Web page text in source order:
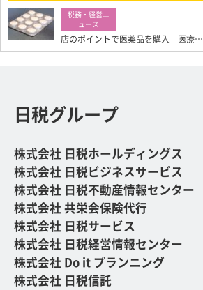
店のポイントで医薬品を購入 医療…
日税グループ
株式会社 日税ホールディングス
株式会社 日税ビジネスサービス
株式会社 日税不動産情報センター
株式会社 共栄会保険代行
株式会社 日税サービス
株式会社 日税経営情報センター
株式会社 Do it プランニング
株式会社 日税信託